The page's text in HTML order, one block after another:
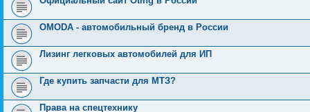
OMODA - автомобильный бренд в России
Лизинг легковых автомобилей для ИП
Где купить запчасти для МТЗ?
Права на спецтехнику